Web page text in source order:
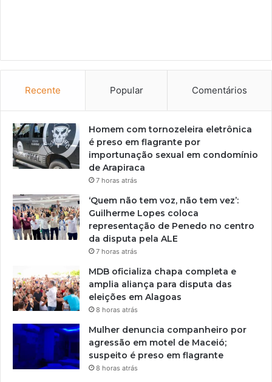
Recente Popular Comentários
Homem com tornozeleira eletrônica
é preso em flagrante por
importunação sexual em condomínio
de Arapiraca
7 horas atrás
‘Quem não tem voz, não tem vez’:
Guilherme Lopes coloca
representação de Penedo no centro
da disputa pela ALE
7 horas atrás
MDB oficializa chapa completa e
amplia aliança para disputa das
eleições em Alagoas
8 horas atrás
Mulher denuncia companheiro por
agressão em motel de Maceió;
suspeito é preso em flagrante
8 horas atrás